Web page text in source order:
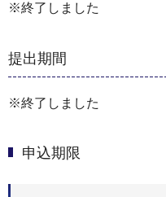
※終了しました
提出期間
※終了しました
申込期限